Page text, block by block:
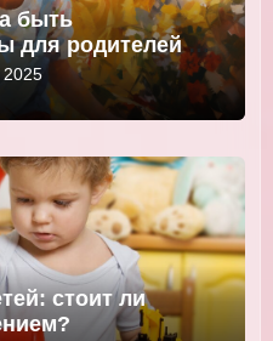
быть
для родителей и
2025
стоит ли